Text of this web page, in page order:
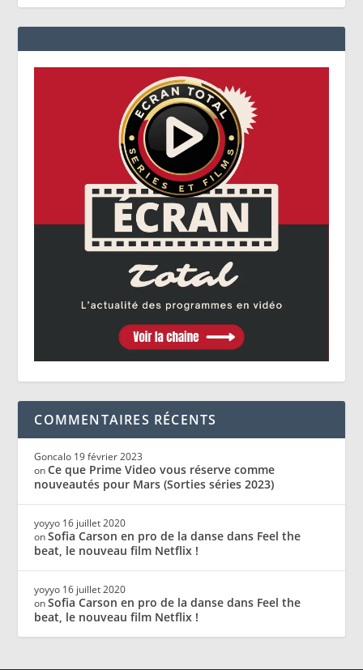
COMMENTAIRES RÉCENTS
Goncalo 19 février 2023
onCe que Prime Video vous réserve comme
nouveautés pour Mars (Sorties séries 2023)
yoyyo 16 juillet 2020
onSofia Carson en pro de la danse dans Feel the
beat, le nouveau film Netflix !
yoyyo 16 juillet 2020
onSofia Carson en pro de la danse dans Feel the
beat, le nouveau film Netflix !